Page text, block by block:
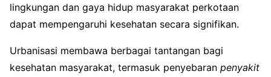
lingkungan dan gaya hidup masyarakat perkotaan
dapat mempengaruhi kesehatan secara signifikan.
Urbanisasi membawa berbagai tantangan bagi
kesehatan masyarakat, termasuk penyebaran penyakit